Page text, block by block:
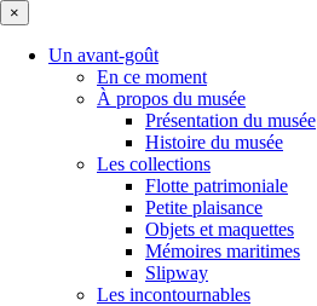
×
Un avant-goût
En ce moment
À propos du musée
Présentation du musée
Histoire du musée
Les collections
Flotte patrimoniale
Petite plaisance
Objets et maquettes
Mémoires maritimes
Slipway
Les incontournables